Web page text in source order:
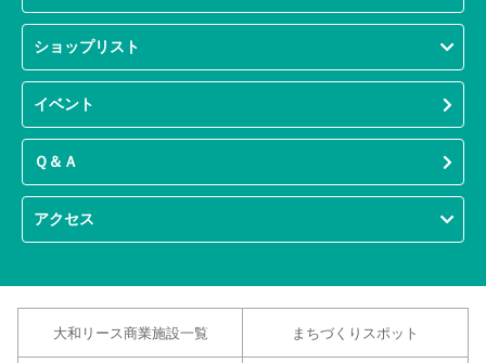
ショップリスト
イベント
Ｑ＆Ａ
アクセス
大和リース商業施設一覧 まちづくりスポット